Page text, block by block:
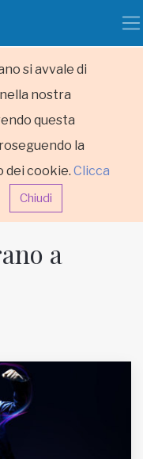
si avvale di
nostra
questa
la
dei cookie. Clicca
Chiudi
a